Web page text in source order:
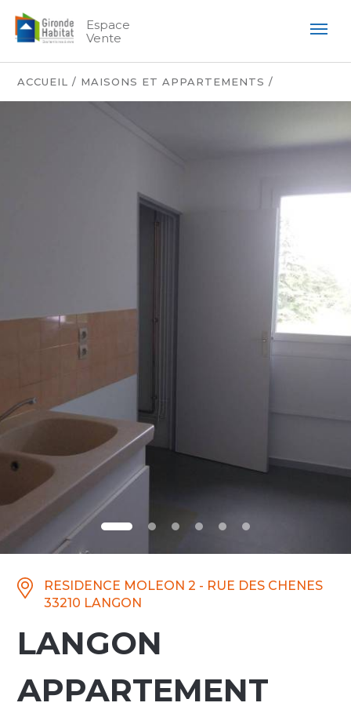
Espace
Vente
ACCUEIL / MAISONS ET APPARTEMENTS /
RESIDENCE MOLEON 2 - RUE DES CHENES
33210 LANGON
LANGON
APPARTEMENT